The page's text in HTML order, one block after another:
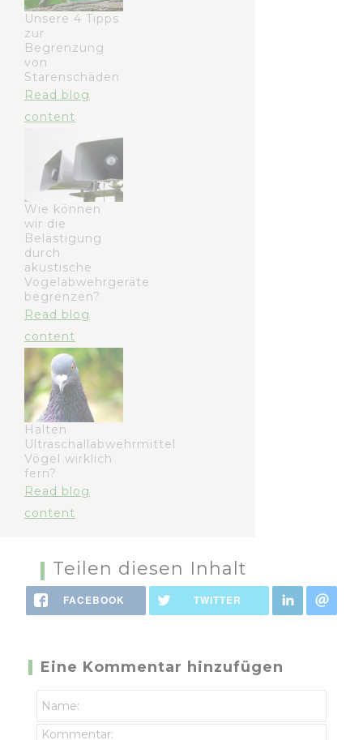
Unsere 4 Tipps
zur
Begrenzung
von
Starenschäden
Read blog
content
Wie können
wir die
Belästigung
durch
akustische
Vogelabwehrgeräte
begrenzen?
Read blog
content
Halten
Ultraschallabwehrmittel
Vögel wirklich
fern?
Read blog
content
Teilen diesen Inhalt
FACEBOOK TWITTER
Eine Kommentar hinzufügen